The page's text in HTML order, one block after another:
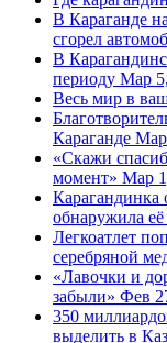
В Караганде
сгорел
В
периоду Мар
Весь мир в
Караганде Мар
«Скажи
момент» Мар
Карагандинка
обнаружила её
Легкоатлет
серебряной
«Лавочки и
забыли» Фев
350
выделить в